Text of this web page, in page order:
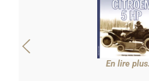
En lire